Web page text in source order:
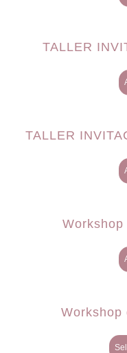
TALLER
TALLER
Workshop